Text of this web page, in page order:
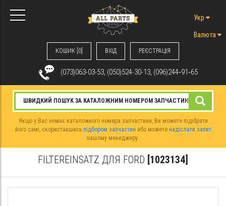
КОШИК [0] ВХIД РЕЄСТРАЦІЯ
Укр
Валюта
(073)063-03-53, (050)524-30-13, (096)244‑91‑65
Якщо у Вас немає каталожного номера запчастини, Ви можете підібрати
його самі, скориставшись підбором запчастин або можете надіслати запит
нашому менеджеру.
FILTEREINSATZ ДЛЯ FORD [1023134]